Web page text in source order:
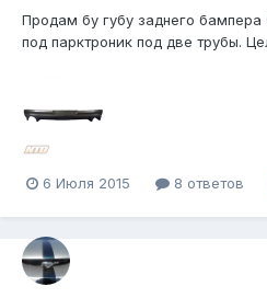
Продам бу губу заднего
под парктроник под две трубы.
6 Июля 2015 8 ответов